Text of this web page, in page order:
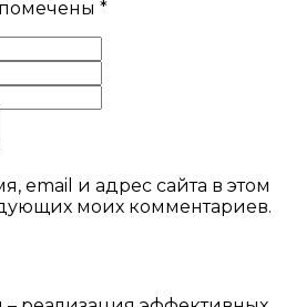
*
email и адрес сайта в этом
моих комментариев.